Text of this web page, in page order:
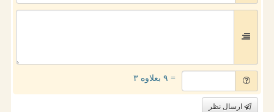
= ۹ بعلاوه ۳
ارسال نظر